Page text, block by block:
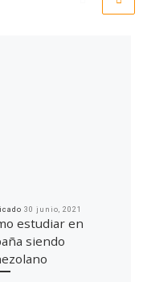
30 junio, 2021
estudiar en
siendo